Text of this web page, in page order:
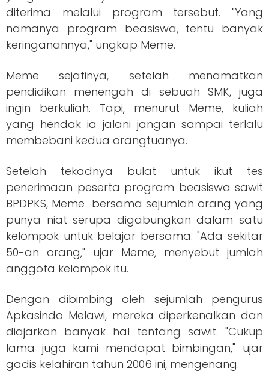
diterima melalui program tersebut. "Yang
namanya program beasiswa, tentu banyak
keringanannya," ungkap Meme.
Meme sejatinya, setelah menamatkan
pendidikan menengah di sebuah SMK, juga
ingin berkuliah. Tapi, menurut Meme, kuliah
yang hendak ia jalani jangan sampai terlalu
membebani kedua orangtuanya.
Setelah tekadnya bulat untuk ikut tes
penerimaan peserta program beasiswa sawit
BPDPKS, Meme bersama sejumlah orang yang
punya niat serupa digabungkan dalam satu
kelompok untuk belajar bersama. "Ada sekitar
50-an orang," ujar Meme, menyebut jumlah
anggota kelompok itu.
Dengan dibimbing oleh sejumlah pengurus
Apkasindo Melawi, mereka diperkenalkan dan
diajarkan banyak hal tentang sawit. "Cukup
lama juga kami mendapat bimbingan," ujar
gadis kelahiran tahun 2006 ini, mengenang.